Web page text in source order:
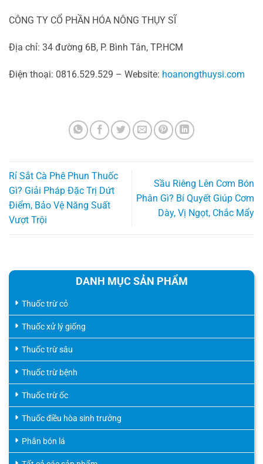
CÔNG TY CỔ PHẦN HÓA NÔNG THỤY SĨ
Địa chỉ: 34 đường 6B, P. Bình Tân, TP.HCM
Điện thoại: 0816.529.529 – Website: hoanongthuysi.com
Rỉ Sắt Cà Phê Phun Thuốc
Gì? Giải Pháp Đặc Trị Dứt
Điểm, Bảo Vệ Năng Suất
Vượt Trội
Sầu Riêng Lên Cơm Bón
Phân Gì? Bí Quyết Giúp Cơm
Dày, Vị Ngọt, Chắc Mẩy
DANH MỤC SẢN PHẨM
Thuốc trừ cỏ
Thuốc xử lý giống
Thuốc trừ sâu
Thuốc trừ bệnh
Thuốc trừ ốc
Thuốc điều hòa sinh trưởng
Phân bón lá